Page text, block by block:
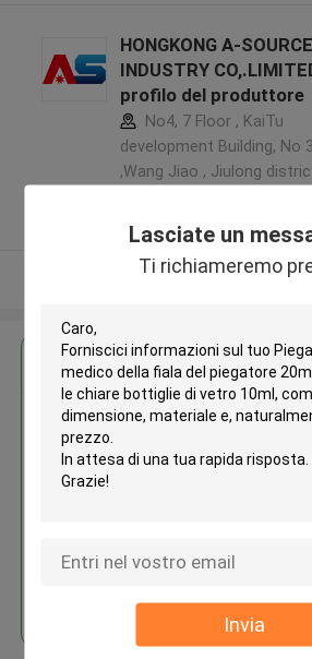
Lasciate un
Ti richiameremo
Invia
HONGKONG A-SOURCE
INDUSTRY
profilo del produttore
No4, 7 Floor , KaiTu
development Building, No
,Wang Jiao , Jiulong
Fornitore verificato
Osservi più
Ottieni il miglior
Piegatore
fiala del